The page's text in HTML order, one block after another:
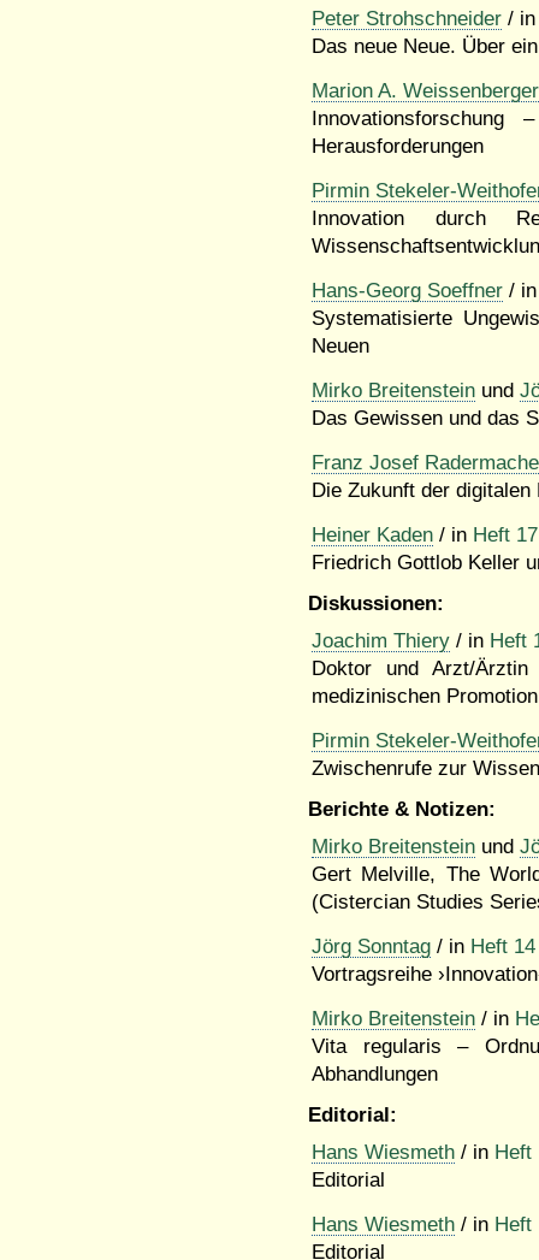
Peter Strohschneider / in
Das neue Neue. Über
Marion A.
Herausforderungen
Pirmin Stekeler-
Innovation durch
Hans-Georg Soeffner / in
Systematisierte
Neuen
Mirko Breitenstein und
Das Gewissen und das
Franz Josef
Die Zukunft der
Heiner Kaden / in Heft
Friedrich Gottlob Keller
Diskussionen:
Joachim Thiery / in Heft
Doktor und Arzt/
medizinischen
Pirmin Stekeler-
Zwischenrufe zur
Berichte & Notizen:
Mirko Breitenstein und
Gert Melville, The
(Cistercian Studies
Jörg Sonntag / in Heft
Vortragsreihe
Mirko Breitenstein / in
Vita regularis –
Abhandlungen
Editorial:
Hans Wiesmeth / in Heft
Editorial
Hans Wiesmeth / in Heft
Editorial